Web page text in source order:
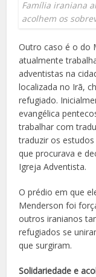
Família iraniana
acolhem os
Outro caso é o do
atualmente
adventistas na
localizada no Irã,
refugiado.
evangélica
trabalhar com
traduzir os
que procurava e
Igreja Adventista.
O prédio em que
Menderson foi
outros iranianos
refugiados se
que surgiram.
Solidariedade e